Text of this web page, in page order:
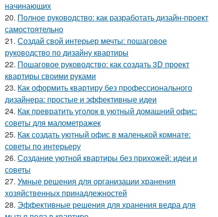
начинающих
20. Полное руководство: как разработать дизайн-проект
самостоятельно
21. Создай свой интерьер мечты: пошаговое
руководство по дизайну квартиры
22. Пошаговое руководство: как создать 3D проект
квартиры своими руками
23. Как оформить квартиру без профессионального
дизайнера: простые и эффективные идеи
24. Как превратить уголок в уютный домашний офис:
советы для малометражек
25. Как создать уютный офис в маленькой комнате:
советы по интерьеру
26. Создание уютной квартиры без прихожей: идеи и
советы
27. Умные решения для организации хранения
хозяйственных принадлежностей
28. Эффективные решения для хранения ведра для